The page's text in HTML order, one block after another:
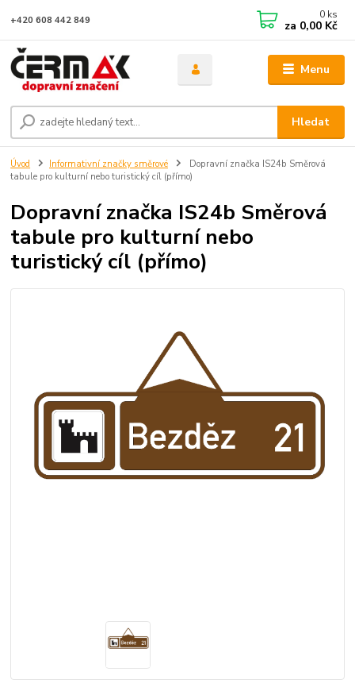
Menu
Hledat
+420 608 442 849 0 ks
za 0,00 Kč
Úvod Informativní značky směrové
Dopravní značka IS24b Směrová
tabule pro kulturní nebo turistický cíl (přímo)
Dopravní značka IS24b Směrová
tabule pro kulturní nebo
turistický cíl (přímo)